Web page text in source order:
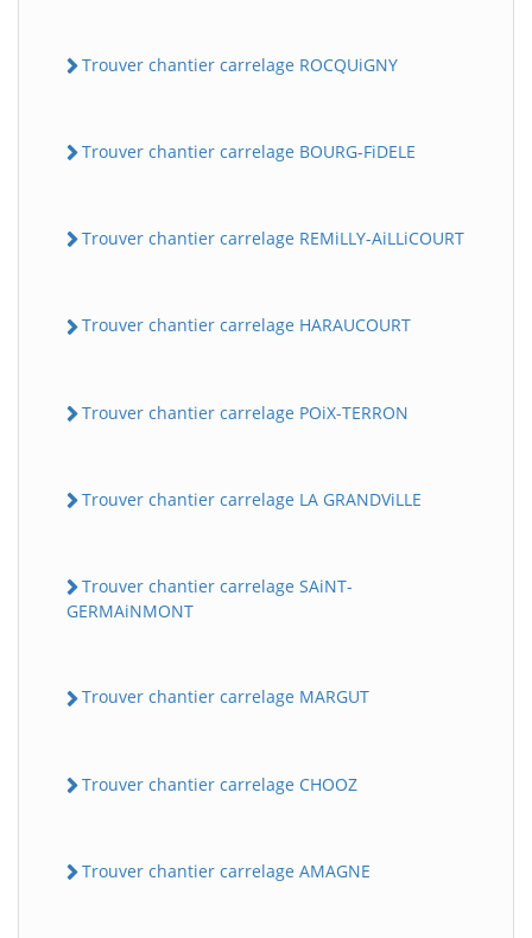
Trouver chantier carrelage ROCQUiGNY
Trouver chantier carrelage BOURG-FiDELE
Trouver chantier carrelage REMiLLY-AiLLiCOURT
Trouver chantier carrelage HARAUCOURT
Trouver chantier carrelage POiX-TERRON
Trouver chantier carrelage LA GRANDViLLE
Trouver chantier carrelage SAiNT-
GERMAiNMONT
Trouver chantier carrelage MARGUT
Trouver chantier carrelage CHOOZ
Trouver chantier carrelage AMAGNE